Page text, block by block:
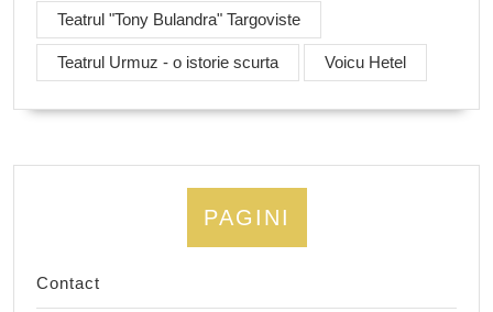
Teatrul "Tony Bulandra" Targoviste
Teatrul Urmuz - o istorie scurta Voicu Hetel
PAGINI
Contact